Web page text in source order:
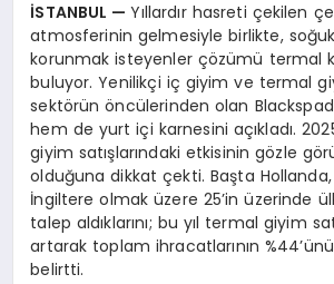
İSTANBUL —Yıllardır hasreti çekilen
atmosferinin gelmesiyle birlikte,
korunmak isteyenler çözümü termal
buluyor. Yenilikçi iç giyim ve termal
sektörün öncülerinden olan
hem de yurt içi karnesini açıkladı.
giyim satışlarındaki etkisinin gözle
olduğuna dikkat çekti. Başta
İngiltere olmak üzere 25’in üzerinde
talep aldıklarını; bu yıl termal giyim
artarak toplam ihracatlarının
belirtti.